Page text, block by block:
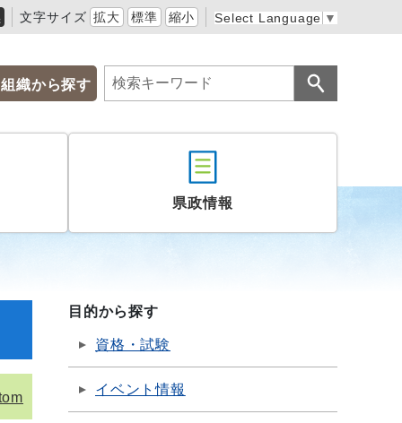
文字サイズ 拡大 標準 縮小 Select Language ▼
組織から探す
県政情報
目的から探す
資格・試験
イベント情報